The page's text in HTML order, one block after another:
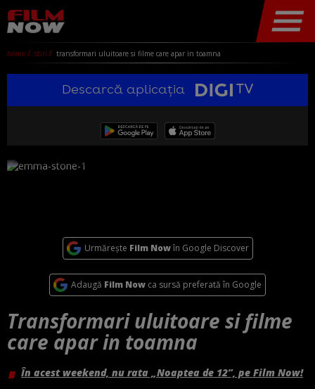
home stiri transformari uluitoare si filme care apar in toamna
Descarcă aplicația
Urmărește Film Nowîn Google Discover
Adaugă Film Now ca sursă preferată în Google
Transformari uluitoare si filme
care apar in toamna
În acest weekend, nu rata „Noaptea de 12”, pe Film Now!